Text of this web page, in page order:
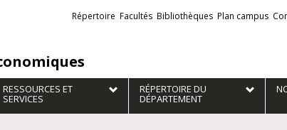
Liens
externes
Répertoire Facultés Bibliothèques Plan campus
RESSOURCES ET
SERVICES
RÉPERTOIRE DU
DÉPARTEMENT